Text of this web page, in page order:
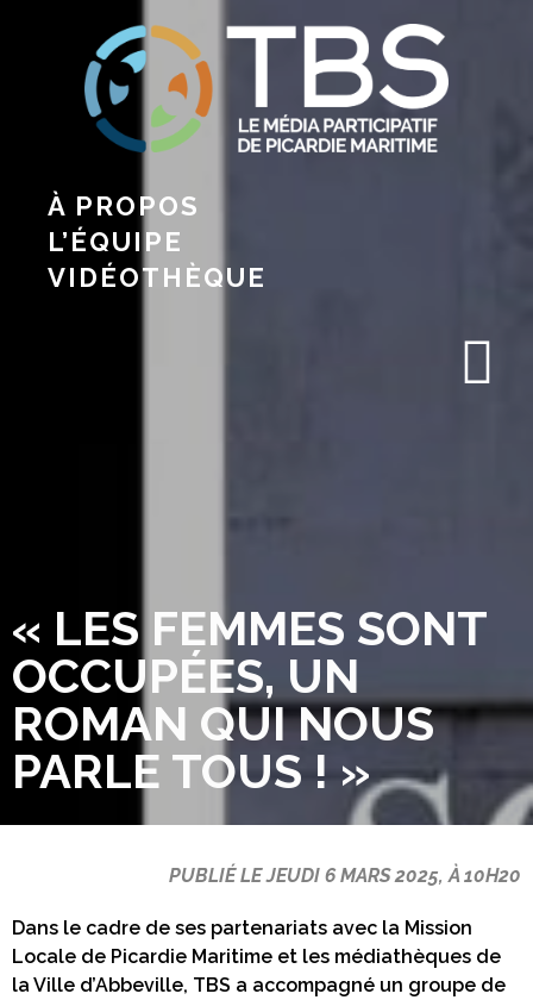
À PROPOS
L’ÉQUIPE
VIDÉOTHÈQUE
« LES FEMMES SONT
OCCUPÉES, UN
ROMAN QUI NOUS
PARLE TOUS ! »
PUBLIÉ LE JEUDI 6 MARS 2025, À 10H20
Dans le cadre de ses partenariats avec la Mission
Locale de Picardie Maritime et les médiathèques de
la Ville d’Abbeville, TBS a accompagné un groupe de